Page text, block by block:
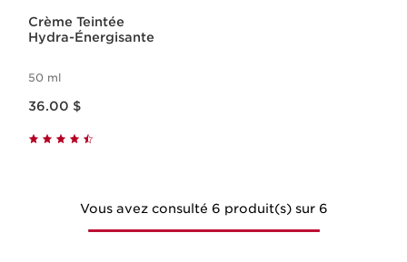
Crème Teintée
Hydra-Énergisante
50 ml
36.00 $
Vous avez consulté 6 produit(s) sur 6